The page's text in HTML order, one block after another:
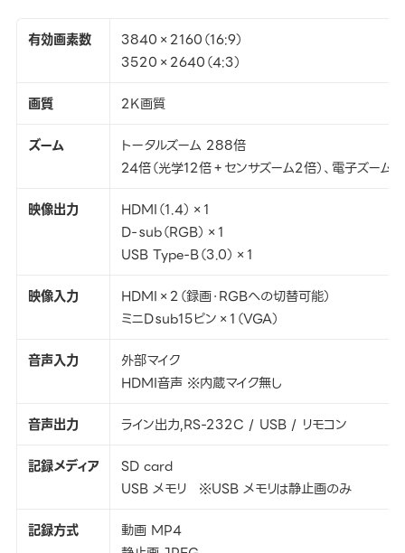
有効画素数
3840×2160（16:9）
3520×2640（4:3）
画質
2K画質
ズーム
トータルズーム 288倍
24倍（光学12倍＋センサズーム2倍）、電子ズーム
映像出力
HDMI（1.4）×1
D-ｓub（RGB）×1
USB Type-B（3.0）×1
映像入力
HDMI×2（録画・RGBへの切替可能）
ミニDｓub15ピン×1（VGA）
音声入力
外部マイク
HDMI音声 ※内蔵マイク無し
音声出力
ライン出力,RS-232C / USB / リモコン
記録メディア
SD card
USB メモリ ※USB メモリは静止画のみ
記録方式
動画 MP4